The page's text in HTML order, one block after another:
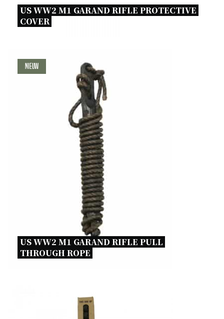
US WW2 M1 GARAND RIFLE PROTECTIVE
COVER
Nieuw
US WW2 M1 GARAND RIFLE PULL
THROUGH ROPE